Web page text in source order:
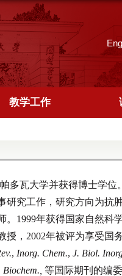
教学工作
多瓦大学并获得博士学位
研究工作，研究方向为抗
。 1999年获得国家自然科
授， 2002年被评为享受国
, Inorg. Chem., J. Biol.
等国际期刊的编